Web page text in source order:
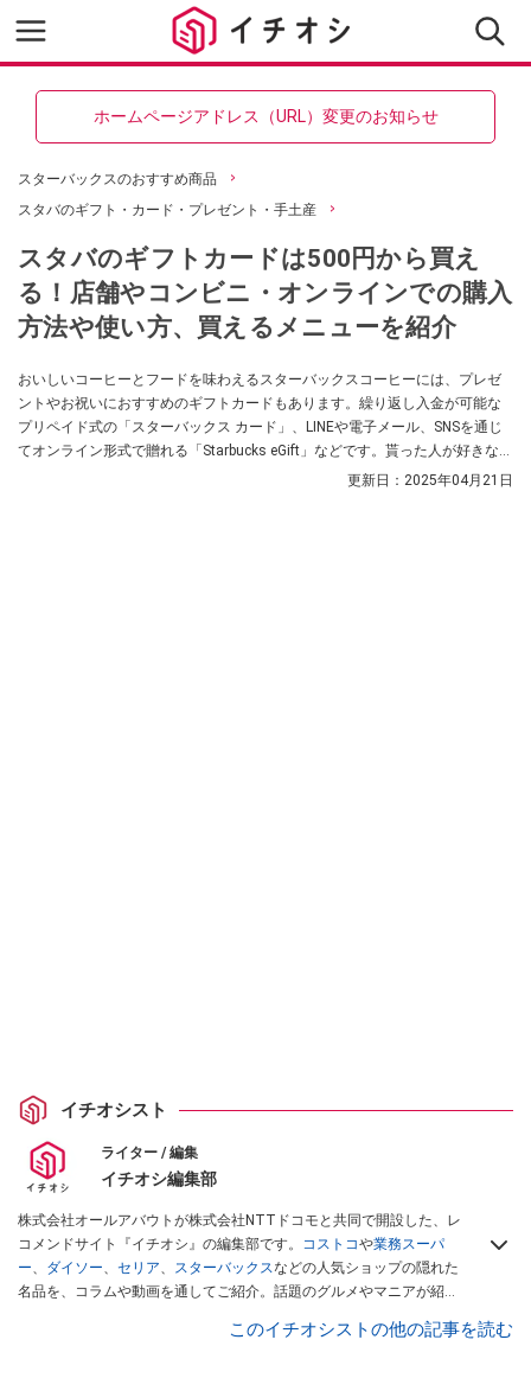
ホームページアドレス（URL）変更のお知らせ
スターバックスのおすすめ商品
スタバのギフト・カード・プレゼント・手土産
スタバのギフトカードは500円から買え
る！店舗やコンビニ・オンラインでの購入
方法や使い方、買えるメニューを紹介
おいしいコーヒーとフードを味わえるスターバックスコーヒーには、プレゼ
ントやお祝いにおすすめのギフトカードもあります。繰り返し入金が可能な
プリペイド式の「スターバックス カード」、LINEや電子メール、SNSを通じ
てオンライン形式で贈れる「Starbucks eGift」などです。貰った人が好きなド
リンクやフードを購入できるので、好みを知らなくても贈りやすいですよ。
更新日： 2025年04月21日
イチオシスト
ライター / 編集
イチオシ編集部
株式会社オールアバウトが株式会社NTTドコモと共同で開設した、レ
コメンドサイト『イチオシ』の編集部です。 コストコや業務スーパ
ー、 ダイソー、 セリア、 スターバックスなどの人気ショップの隠れた
名品を、コラムや動画を通してご紹介。話題のグルメやマニアが紹介
インフルエンサーが実際に使用してレビューしています。毎日トレン
このイチオシストの他の記事を読む